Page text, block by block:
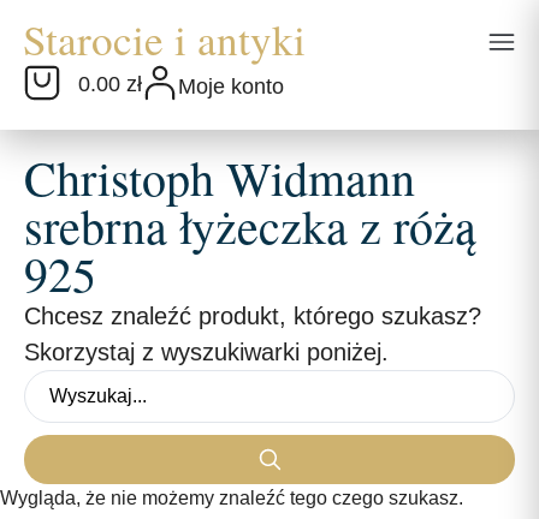
0.00 zł Moje konto
Christoph Widmann
srebrna łyżeczka z różą
925
Chcesz znaleźć produkt, którego szukasz?
Skorzystaj z wyszukiwarki poniżej.
Wygląda, że nie możemy znaleźć tego czego szukasz.